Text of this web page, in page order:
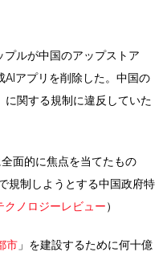
プルが中国のアップストア
AIアプリを削除した。中国の
に関する規制に違反していた
面的に焦点を当てたもの
規制しようとする中国政府特
クノロジーレビュー）
市 」を建設するために何十億